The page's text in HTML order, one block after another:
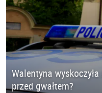
Walentyna
przed gwałtem?